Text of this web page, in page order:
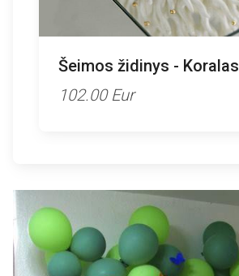
Šeimos židinys - Koralas
102.00 Eur